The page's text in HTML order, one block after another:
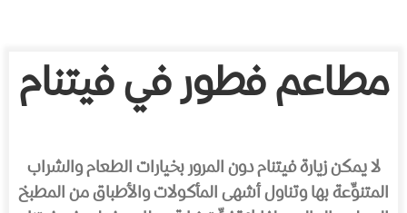
مطاعم فطور في فيتنام
لا يمكن زيارة فيتنام دون المرور بخيارات الطعام والشراب
المتنوِّعة بها وتناول أشهى المأكولات والأطباق من المطبخ